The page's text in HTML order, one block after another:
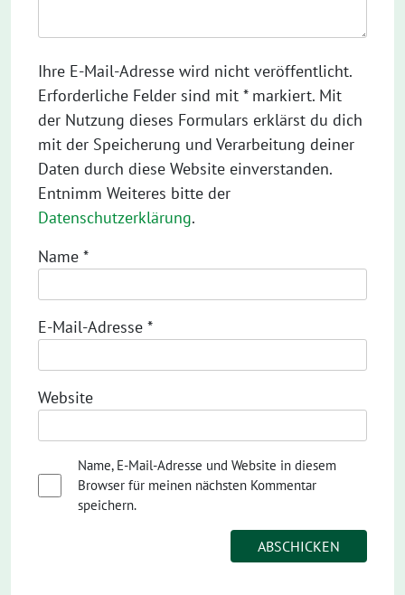
Ihre E-Mail-Adresse wird nicht veröffentlicht.
Erforderliche Felder sind mit * markiert. Mit
der Nutzung dieses Formulars erklärst du dich
mit der Speicherung und Verarbeitung deiner
Daten durch diese Website einverstanden.
Entnimm Weiteres bitte der
Datenschutzerklärung.
Name *
E-Mail-Adresse *
Website
Name, E-Mail-Adresse und Website in diesem
Browser für meinen nächsten Kommentar
speichern.